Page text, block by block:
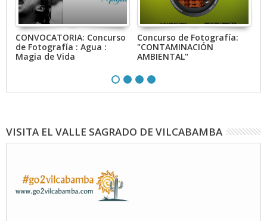
CONVOCATORIA: Concurso
de Fotografía : Agua :
Magia de Vida
Concurso de Fotografía:
"CONTAMINACIÓN
AMBIENTAL"
VISITA EL VALLE SAGRADO DE VILCABAMBA